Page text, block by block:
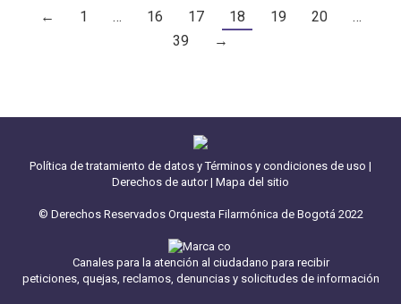
← 1 … 16 17 18 19 20
…
39
→
Política de tratamiento de datos y Términos y condiciones de uso |
Derechos de autor| Mapa del sitio
© Derechos Reservados Orquesta Filarmónica de Bogotá 2022
Canales para la atención al ciudadano para recibir
peticiones, quejas, reclamos, denuncias y solicitudes de información